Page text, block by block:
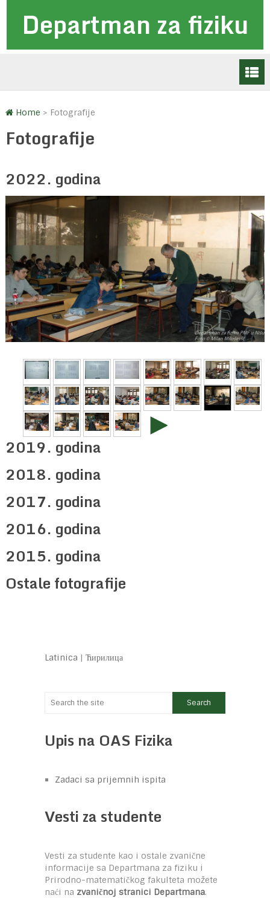
Departman za fiziku
Home > Fotografije
Fotografije
2022. godina
►
2019. godina
2018. godina
2017. godina
2016. godina
2015. godina
Ostale fotografije
Latinica | Ћирилица
Upis na OAS Fizika
Zadaci sa prijemnih ispita
Vesti za studente
Vesti za studente kao i ostale zvanične
informacije sa Departmana za fiziku i
Prirodno-matematičkog fakulteta možete
naći na zvaničnoj stranici Departmana.